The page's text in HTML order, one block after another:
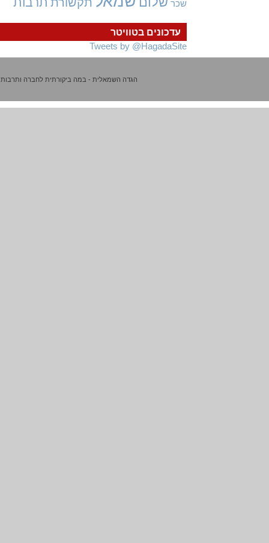
עדכונים בטוויטר
Tweets by @HagadaSite
שכר
הגדה השמאלית - במה ביקורתית לחברה ותרבות